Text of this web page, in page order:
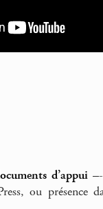
d’appui–-
ou présence